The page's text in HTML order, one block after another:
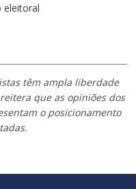
eleitoral
têm ampla liberdade
que as opiniões dos
o posicionamento